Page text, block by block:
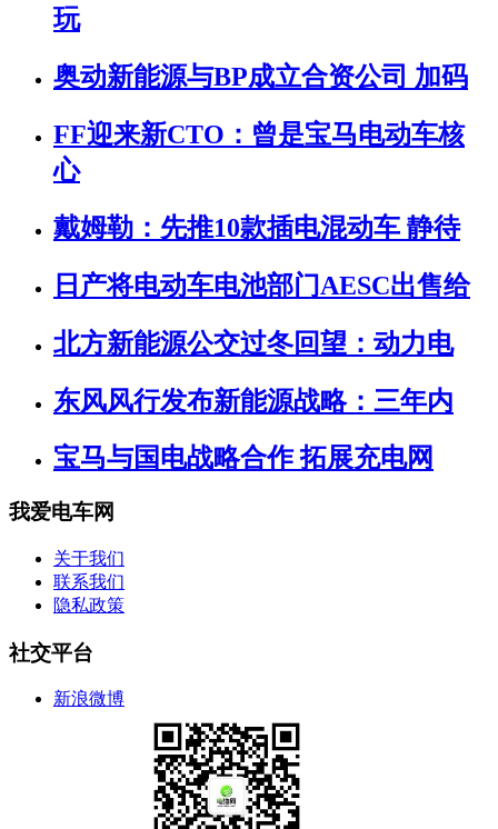
玩
奥动新能源与BP成立合资公司 加码
FF迎来新CTO：曾是宝马电动车核
心
戴姆勒：先推10款插电混动车 静待
日产将电动车电池部门AESC出售给
北方新能源公交过冬回望：动力电
东风风行发布新能源战略：三年内
宝马与国电战略合作 拓展充电网
我爱电车网
关于我们
联系我们
隐私政策
社交平台
新浪微博